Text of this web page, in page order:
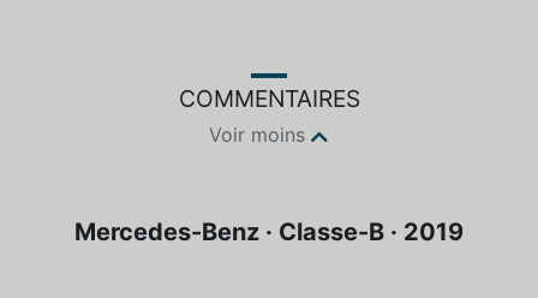
COMMENTAIRES